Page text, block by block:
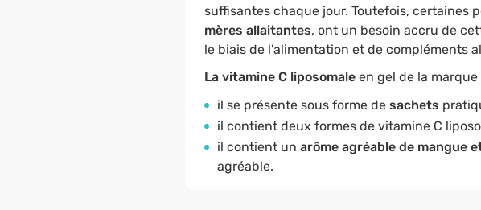
suffisantes chaque jour. Toutefois, certaines
mères allaitantes, ont un besoin accru de
le biais de l'alimentation et de compléments
La vitamine C liposomale en gel de la
il se présente sous forme de sachets
il contient deux formes de vitamine C
il contient un arôme agréable de mangue
agréable.